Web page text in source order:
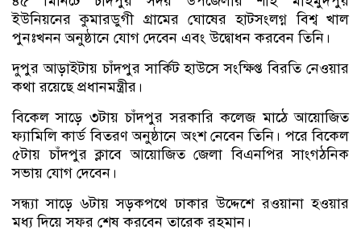
ইউনিয়নের কুমারডুগী গ্রামের ঘোষের হাটসংলগ্ন বিশ্ব খাল
পুনঃখনন অনুষ্ঠানে যোগ দেবেন এবং উদ্বোধন করবেন তিনি।
দুপুর আড়াইটায় চাঁদপুর সার্কিট হাউসে সংক্ষিপ্ত বিরতি নেওয়ার
কথা রয়েছে প্রধানমন্ত্রীর।
বিকেল সাড়ে ৩টায় চাঁদপুর সরকারি কলেজ মাঠে আয়োজিত
ফ্যামিলি কার্ড বিতরণ অনুষ্ঠানে অংশ নেবেন তিনি। পরে বিকেল
৫টায় চাঁদপুর ক্লাবে আয়োজিত জেলা বিএনপির সাংগঠনিক
সভায় যোগ দেবেন।
সন্ধ্যা সাড়ে ৬টায় সড়কপথে ঢাকার উদ্দেশে রওয়ানা হওয়ার
মধ্য দিয়ে সফর শেষ করবেন তারেক রহমান।